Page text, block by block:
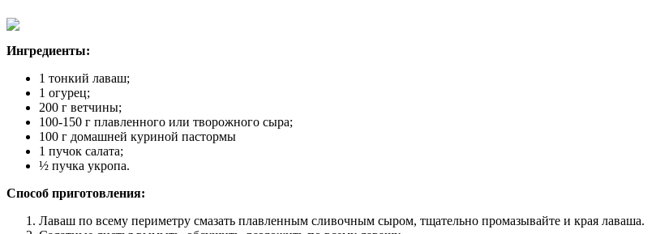
Ингредиенты:
1 тонкий лаваш;
1 огурец;
200 г ветчины;
100-150 г плавленного или творожного сыра;
100 г домашней куриной пастормы
1 пучок салата;
½ пучка укропа.
Способ приготовления:
Лаваш по всему периметру смазать плавленным сливочным сыром, тщательно промазывайте и края лаваша.